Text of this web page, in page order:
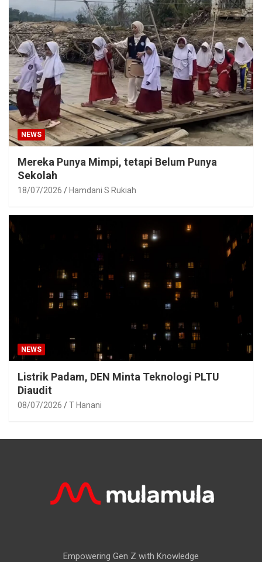
NEWS
Mereka Punya Mimpi, tetapi Belum Punya
Sekolah
18/07/2026 Hamdani S Rukiah
NEWS
Listrik Padam, DEN Minta Teknologi PLTU
Diaudit
08/07/2026 T Hanani
Empowering Gen Z with Knowledge